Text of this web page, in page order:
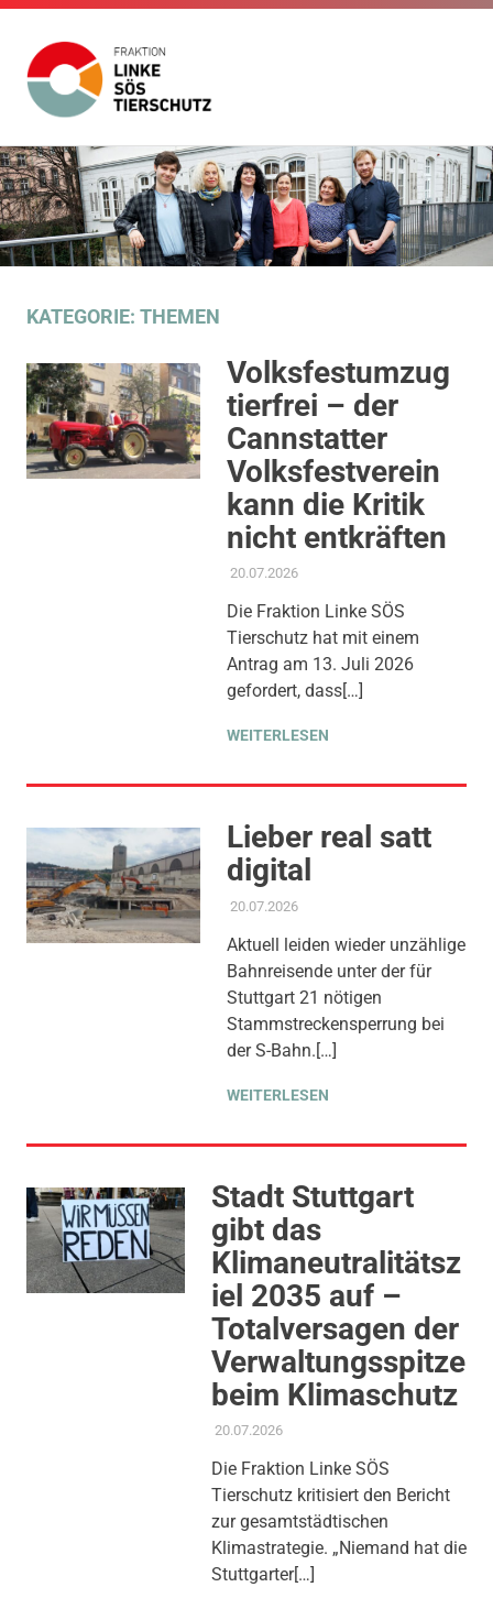
Zum
Inhalt
springen
Linke
SÖS
Tierschutz
der
Fraktion
Die
Linke
SÖS
Gemeinderat
KATEGORIE: THEMEN
Volksfestumzug
tierfrei – der
Cannstatter
Volksfestverein
kann die Kritik
nicht entkräften
20.07.2026ADMIN
AKTUELLES
THEMEN,TIERSCHUTZ
Die Fraktion Linke SÖS
Tierschutz hat mit einem
Antrag am 13. Juli 2026
gefordert, dass[…]
WEITERLESEN
Lieber real satt
digital
20.07.2026ADMIN
AKTUELLES
THEMEN
Aktuell leiden wieder unzählige
Bahnreisende unter der für
Stuttgart 21 nötigen
Stammstreckensperrung bei
der S-Bahn.[…]
WEITERLESEN
Stadt Stuttgart
gibt das
Klimaneutralitätsz
iel 2035 auf –
Totalversagen der
Verwaltungsspitze
beim Klimaschutz
20.07.2026ADMIN
AKTUELLES
PRESSEMITTEILUNG
UMWELT, KLIMA & ENERGIE
Die Fraktion Linke SÖS
Tierschutz kritisiert den Bericht
zur gesamtstädtischen
Klimastrategie. „Niemand hat die
Stuttgarter[…]